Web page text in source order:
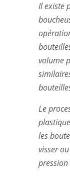
Il existe
volume
Le
les
visser